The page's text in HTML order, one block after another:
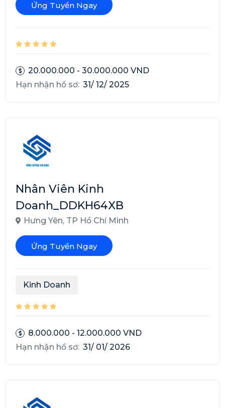
Ứng Tuyển Ngay
20.000.000 - 30.000.000 VND
Hạn nhận hồ sơ: 31/ 12/ 2025
Nhân Viên Kinh
Doanh_DDKH64XB
Hưng Yên, TP Hồ Chí Minh
Ứng Tuyển Ngay
Kinh Doanh
8.000.000 - 12.000.000 VND
Hạn nhận hồ sơ: 31/ 01/ 2026